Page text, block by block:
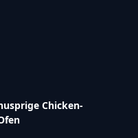
Chicken-